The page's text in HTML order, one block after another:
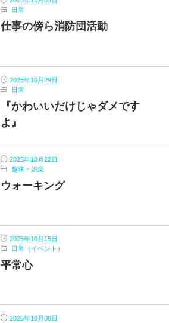
日常
仕事の傍ら消防団活動
2025年10月29日
日常
『かわいいだけじゃダメです
よ』
2025年10月22日
趣味・娯楽
ウォーキング
2025年10月15日
日常（イベント）
平常心
2025年10月08日